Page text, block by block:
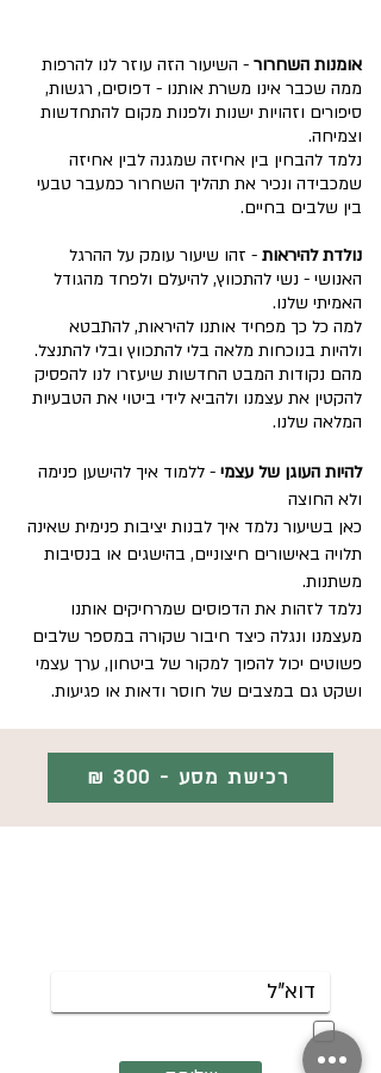
אומנות השחרור - השיעור הזה עוזר לנו להרפות
ממה שכבר אינו משרת אותנו - דפוסים, רגשות,
סיפורים וזהויות ישנות ולפנות מקום להתחדשות
וצמיחה.
נלמד להבחין בין אחיזה שמגנה לבין אחיזה
שמכבידה ונכיר את תהליך השחרור כמעבר טבעי
בין שלבים בחיים.
נולדת להיראות - זהו שיעור עומק על ההרגל
האנושי - נשי להתכווץ, להיעלם ולפחד מהגודל
האמיתי שלנו.
למה כל כך מפחיד אותנו להיראות, להתבטא
ולהיות בנוכחות מלאה בלי להתכווץ ובלי להתנצל.
מהם נקודות המבט החדשות שיעזרו לנו להפסיק
להקטין את עצמנו ולהביא לידי ביטוי את הטבעיות
המלאה שלנו.
להיות העוגן של עצמי - ללמוד איך להישען פנימה
ולא החוצה
כאן בשיעור נלמד איך לבנות יציבות פנימית שאינה
תלויה באישורים חיצוניים, בהישגים או בנסיבות
משתנות.
נלמד לזהות את הדפוסים שמרחיקים אותנו
מעצמנו ונגלה כיצד חיבור שקורה במספר שלבים
פשוטים יכול להפוך למקור של ביטחון, ערך עצמי
ושקט גם במצבים של חוסר ודאות או פגיעות.
רכישת מסע - 300 ₪